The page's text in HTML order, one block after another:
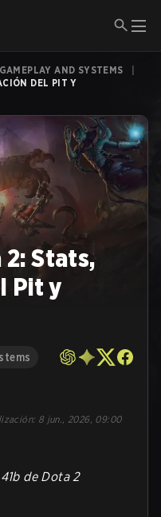
GAMEPLAY AND SYSTEMS
DEL PIT Y
2: Stats,
Pit y
: 8 jun., 2026, 09:00
de Dota 2